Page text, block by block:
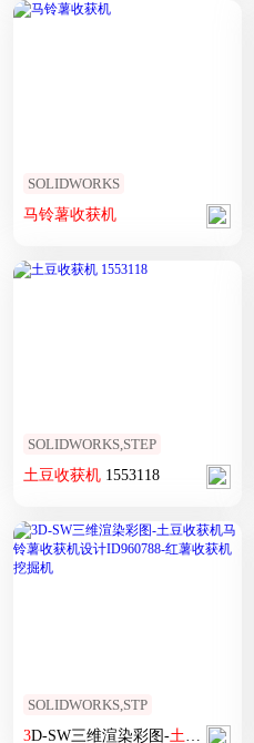
SOLIDWORKS
马铃薯收获机
SOLIDWORKS,STEP
土豆收获机1553118
SOLIDWORKS,STP
3D-SW三维渲染彩图-土豆 收获